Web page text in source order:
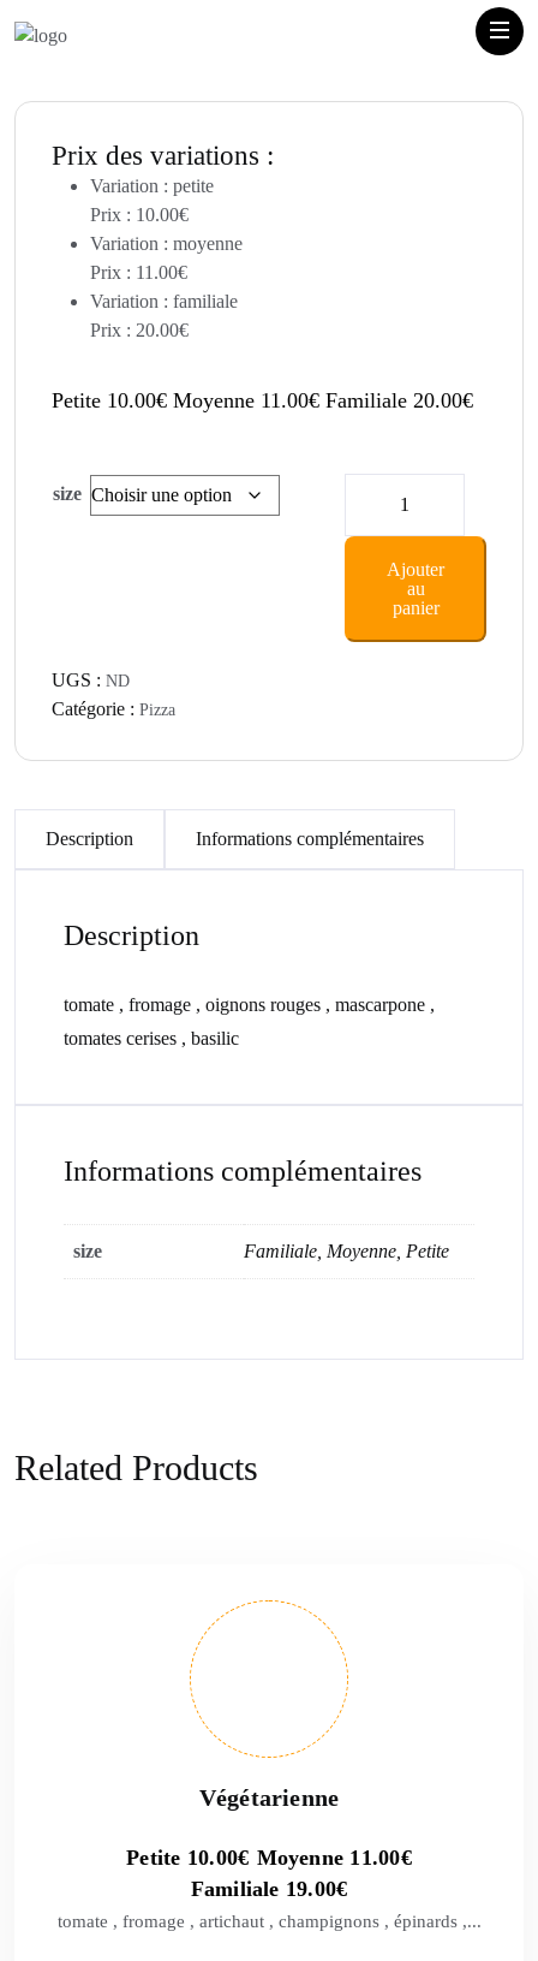
Prix des variations :
Variation : petite
Prix : 10.00€
Variation : moyenne
Prix : 11.00€
Variation : familiale
Prix : 20.00€
Petite 10.00€ Moyenne 11.00€ Familiale 20.00€
size
Estate
Ajouter
au
panier
UGS : ND
Catégorie : Pizza
Description Informations complémentaires
Description
tomate , fromage , oignons rouges , mascarpone ,
tomates cerises , basilic
Informations complémentaires
size Familiale, Moyenne, Petite
Related Products
Végétarienne
Petite 10.00€ Moyenne 11.00€
Familiale 19.00€
tomate , fromage , artichaut , champignons , épinards ,...